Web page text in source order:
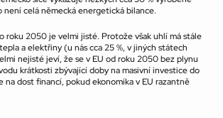
není celá německá energetická bilance.
roku 2050 je velmi jisté. Protože však uhlí má stále
a elektřiny (u nás cca 25 %, v jiných státech
nejisté jeví, že se v EU od roku 2050 bez plynu
krátkosti zbývající doby na masivní investice do
dost financí, pokud ekonomika v EU razantně